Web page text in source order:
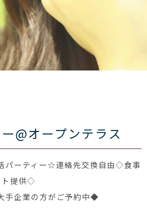
@オープンテラス
パーティー☆連絡先交換自由◇食事
ト提供◇
手企業の方がご予約中◆